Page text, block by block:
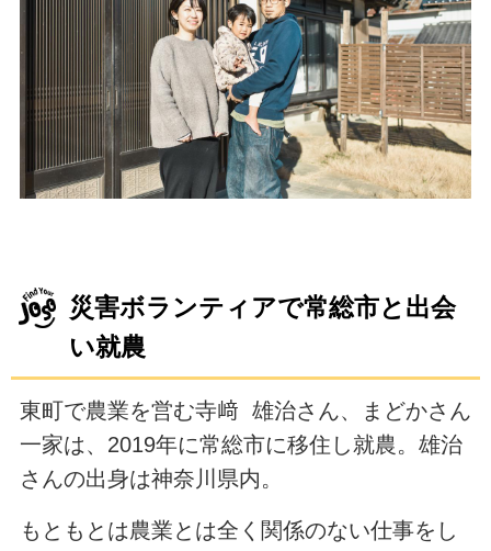
災害ボランティアで常総市と出会
い就農
東町で農業を営む寺﨑 雄治さん、まどかさん
一家は、2019年に常総市に移住し就農。雄治
さんの出身は神奈川県内。
もともとは農業とは全く関係のない仕事をし